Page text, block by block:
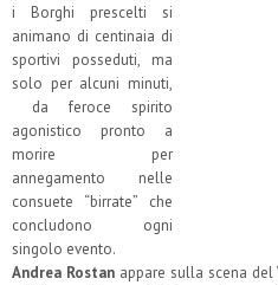
i Borghi prescelti si
animano di centinaia di
sportivi posseduti, ma
solo per alcuni minuti,
da feroce spirito
agonistico pronto a
morire per
annegamento nelle
consuete “birrate” che
concludono ogni
singolo evento.
Andrea Rostanappare sulla scena del